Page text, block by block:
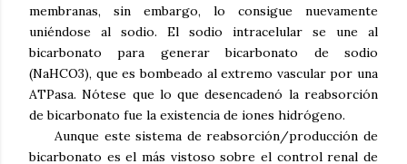
membranas, sin embargo, lo consigue nuevamente
uniéndose al sodio. El sodio intracelular se une al
bicarbonato para generar bicarbonato de sodio
(NaHCO3), que es bombeado al extremo vascular por una
ATPasa. Nótese que lo que desencadenó la reabsorción
de bicarbonato fue la existencia de iones hidrógeno.
Aunque este sistema de reabsorción/producción de
bicarbonato es el más vistoso sobre el control renal de